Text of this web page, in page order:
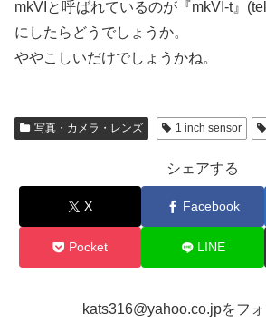
mkVIと呼ばれているのが『mkVI-t』
にしたらどうでしょうか。
ややこしいだけでしょうかね。
写真・カメラ・レンズ 1 inch sensor
シェアする
X Facebook
Pocket LINE
kats316@yahoo.co.jpをフ